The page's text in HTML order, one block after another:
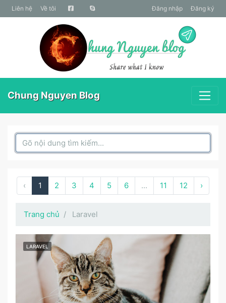
liên hệ Về tôi Đăng nhập Đăng ký
Chung Nguyen Blog
Search Box
‹ 1 2 3 4 5 6 ... 11 12 ›
Trang chủ Laravel
LARAVEL